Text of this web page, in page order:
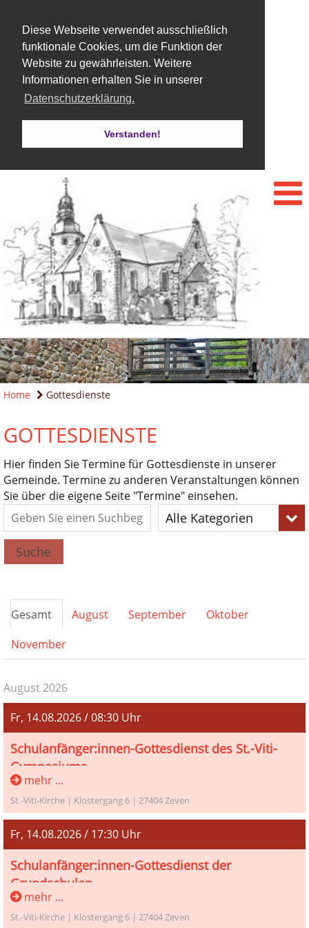
Diese Webseite verwendet ausschließlich
funktionale Cookies, um die Funktion der
Website zu gewährleisten. Weitere
Informationen erhalten Sie in unserer
Datenschutzerklärung.
Verstanden!
Home Gottesdienste
GOTTESDIENSTE
Hier finden Sie Termine für Gottesdienste in unserer
Gemeinde. Termine zu anderen Veranstaltungen können
Sie über die eigene Seite "Termine" einsehen.
Alle Kategorien
Suche
Gesamt August September
Oktober
November
August 2026
Fr, 14.08.2026 / 08:30 Uhr
Schulanfänger:innen-Gottesdienst des St.-Viti-
Gymnasiums
Schulanfänger:innen-Gottesdienst des St.-Viti-
Gymnasiums Zeven mit Diakon Sonneborn & Team
mehr ...
St.-Viti-Kirche | Klostergang 6 | 27404 Zeven
Fr, 14.08.2026 / 17:30 Uhr
Schulanfänger:innen-Gottesdienst der
Grundschulen
Schulanfänger:innen-Gottesdienst der Grundschulen
mit Pastor Knapmeyer und der Kita Vituszwerge
mehr ...
St.-Viti-Kirche | Klostergang 6 | 27404 Zeven